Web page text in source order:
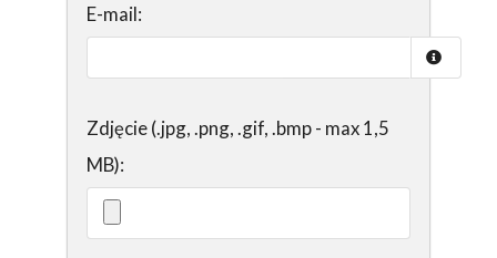
E-mail:
Zdjęcie (.jpg, .png, .gif, .bmp - max 1,5
MB):